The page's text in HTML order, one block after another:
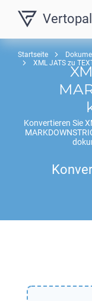
Vertopal
Startseite
XML JATS zu
Konvertieren Sie